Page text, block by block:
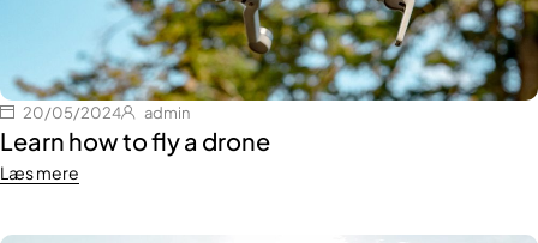
20/05/2024 admin
Learn how to fly a drone
Læs mere